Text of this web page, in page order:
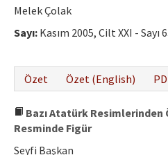
Melek Çolak
Sayı: Kasım 2005, Cilt XXI - Sayı
Özet
Özet (English)
Bazı Atatürk
Resminde Figür
Seyfi Başkan